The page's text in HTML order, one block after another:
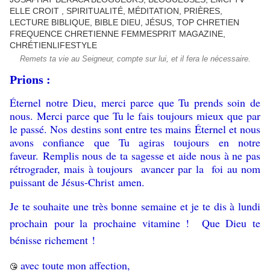
Remets ta vie au Seigneur, compte sur lui, et il fera le nécessaire.
Prions :
Éternel notre Dieu, merci parce que Tu prends soin de
nous. Merci parce que Tu le fais toujours mieux que par
le passé. Nos destins sont entre tes mains Éternel et nous
avons confiance que Tu agiras toujours en notre
faveur. Remplis nous de ta sagesse et aide nous à ne pas
rétrograder, mais à toujours avancer par la foi au nom
puissant de Jésus-Christ amen.
Je te souhaite une très bonne semaine et je te dis à lundi
prochain pour la prochaine vitamine ! Que Dieu te
bénisse richement !
😘 avec toute mon affection,